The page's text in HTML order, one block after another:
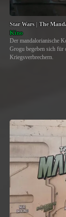
Star Wars | The
Kino
Der mandalorianische
Grogu begeben sich für
Kriegsverbrechern.